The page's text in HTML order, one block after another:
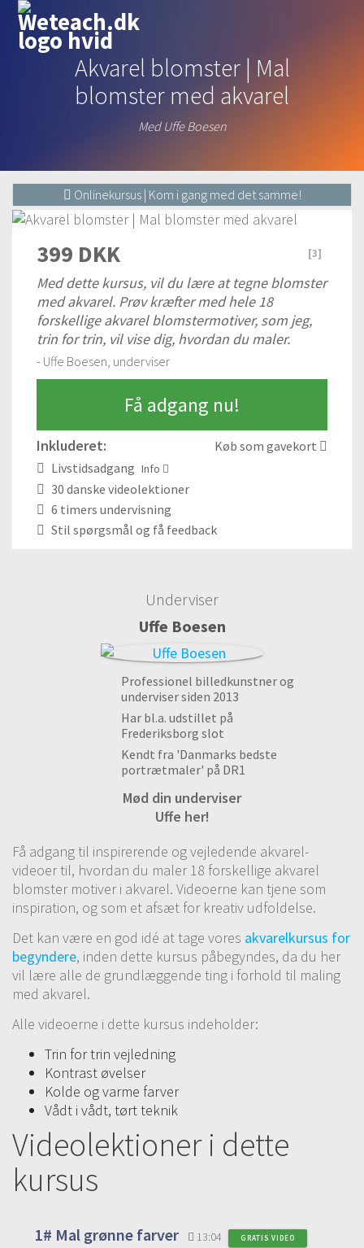
Akvarel blomster | Mal
blomster med akvarel
Med Uffe Boesen
Onlinekursus | Kom i gang med det samme!
399 DKK [3]
Med dette kursus, vil du lære at tegne blomster
med akvarel. Prøv kræfter med hele 18
forskellige akvarel blomstermotiver, som jeg,
trin for trin, vil vise dig, hvordan du maler.
- Uffe Boesen, underviser
Få adgang nu!
Inkluderet:
Køb som gavekort
Livstidsadgang Info
30 danske videolektioner
6 timers undervisning
Stil spørgsmål og få feedback
Underviser
Uffe Boesen
Professionel billedkunstner og
underviser siden 2013
Har bl.a. udstillet på
Frederiksborg slot
Kendt fra 'Danmarks bedste
portrætmaler' på DR1
Mød din underviser
Uffe her!
Få adgang til inspirerende og vejledende akvarel-
videoer til, hvordan du maler 18 forskellige akvarel
blomster motiver i akvarel. Videoerne kan tjene som
inspiration, og som et afsæt for kreativ udfoldelse.
Det kan være en god idé at tage vores akvarelkursus for
begyndere, inden dette kursus påbegyndes, da du her
vil lære alle de grundlæggende ting i forhold til maling
med akvarel.
Alle videoerne i dette kursus indeholder:
Trin for trin vejledning
Kontrast øvelser
Kolde og varme farver
Vådt i vådt, tørt teknik
Videolektioner i dette
kursus
1# Mal grønne farver 13:04 GRATIS VIDEO